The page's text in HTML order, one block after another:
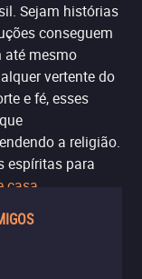
Sejam histórias
conseguem
até mesmo
vertente do
e fé, esses
a religião.
espíritas para
casa